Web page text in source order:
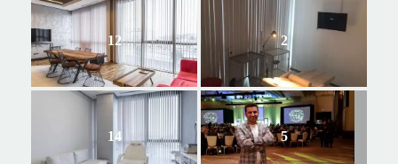
12 2
14 5